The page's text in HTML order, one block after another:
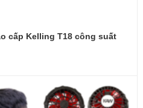
cấp Kelling T18 công suất